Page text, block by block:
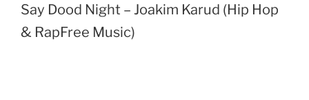
Say Dood Night – Joakim Karud (Hip Hop
& RapFree Music)